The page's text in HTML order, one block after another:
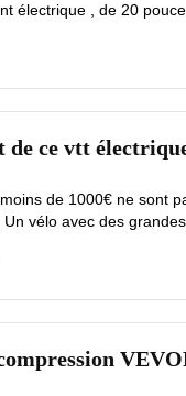
électrique , de 20
ce vtt
de 1000€ ne sont
vélo avec des grandes